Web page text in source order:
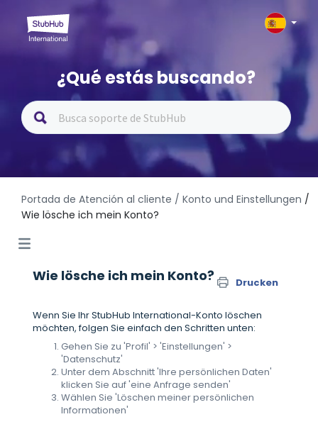
¿Qué estás buscando?
Portada de Atención al cliente / Konto und Einstellungen /
Wie lösche ich mein Konto?
Wie lösche ich mein Konto? Drucken
Wenn Sie Ihr StubHub International-Konto löschen
möchten, folgen Sie einfach den Schritten unten:
Gehen Sie zu 'Profil' > 'Einstellungen' >
'Datenschutz'
Unter dem Abschnitt 'Ihre persönlichen Daten'
klicken Sie auf 'eine Anfrage senden'
Wählen Sie 'Löschen meiner persönlichen
Informationen'